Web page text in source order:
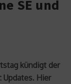
SE und
kündigt der
Updates. Hier